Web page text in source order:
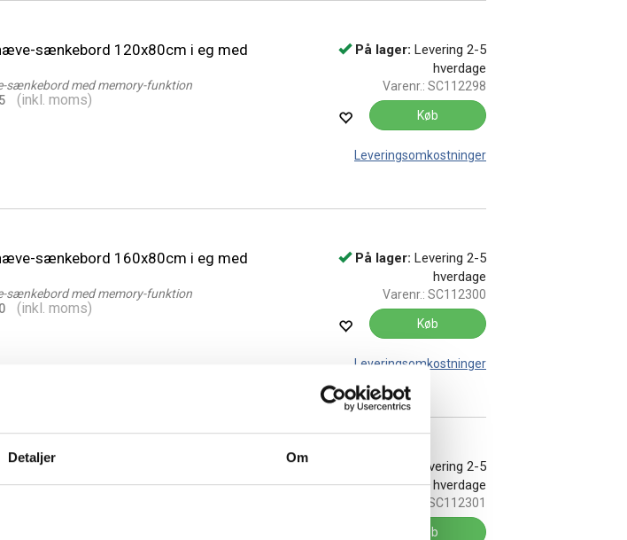
Detaljer Om
sænkebord 120x80cm i eg med
sænkebord med memory-funktion
(inkl. moms)
På lager: Levering 2-5
hverdage
Varenr.: SC112298
Køb
Leveringsomkostninger
sænkebord 160x80cm i eg med
sænkebord med memory-funktion
(inkl. moms)
På lager: Levering 2-5
hverdage
Varenr.: SC112300
Køb
Leveringsomkostninger
sænkebord 180x80cm i eg med
Levering 2-5
hverdage
SC112301
Køb